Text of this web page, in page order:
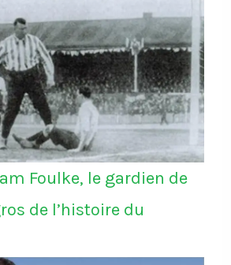
Foulke, le gardien de
de l’histoire du